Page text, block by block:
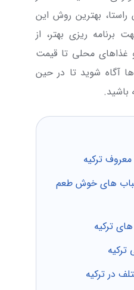
بهترین روش این
ریزی بهتر، از
غذاهای محلی تا قیمت
آگاه شوید تا در حین
باشید.
ترکیه
کباب های خوش طعم
ترکیه
در ترکیه